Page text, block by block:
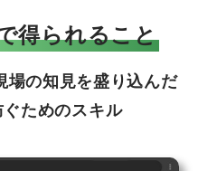
得られること
場の知見を盛り込んだ
ためのスキル